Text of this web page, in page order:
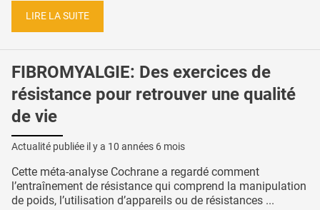
LIRE LA SUITE
FIBROMYALGIE: Des exercices de
résistance pour retrouver une qualité
de vie
Actualité publiée il y a 10 années 6 mois
Cette méta-analyse Cochrane a regardé comment
l’entraînement de résistance qui comprend la manipulation
de poids, l’utilisation d’appareils ou de résistances ...